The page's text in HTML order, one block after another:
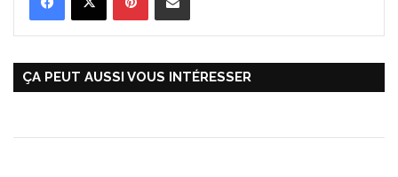
ÇA PEUT AUSSI VOUS INTÉRESSER